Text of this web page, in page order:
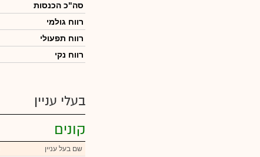
סה"כ הכנסות
רווח גולמי
רווח תפעולי
רווח נקי
בעלי עניין
קונים
שם בעל עניין